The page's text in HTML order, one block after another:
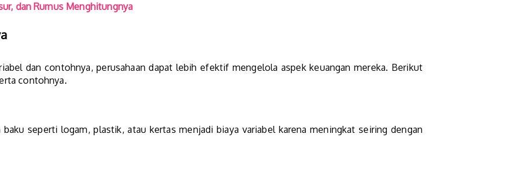
dan Rumus Menghitungnya
dan contohnya, perusahaan dapat lebih efektif mengelola aspek keuangan mereka. Berikut
contohnya.
seperti logam, plastik, atau kertas menjadi biaya variabel karena meningkat seiring dengan